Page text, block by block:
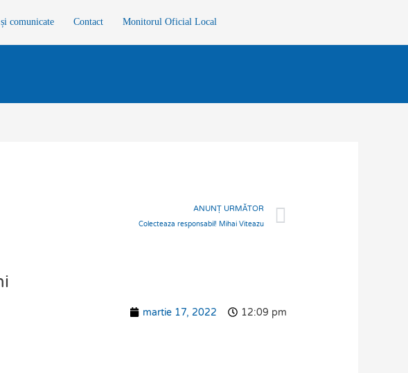
comunicate Contact Monitorul Oficial Local
ANUNȚ URMĂTOR
Colecteaza responsabil! Mihai Viteazu
martie 17, 2022 12:09 pm